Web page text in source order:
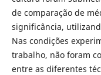
de comparação de
significância,
Nas condições
trabalho, não foram
entre as diferentes